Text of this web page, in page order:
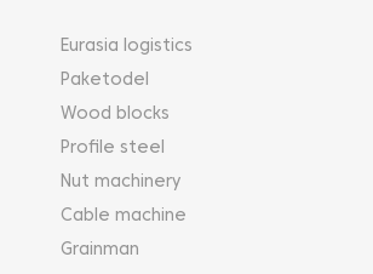
Eurasia logistics
Paketodel
Wood blocks
Profile steel
Nut machinery
Cable machine
Grainman